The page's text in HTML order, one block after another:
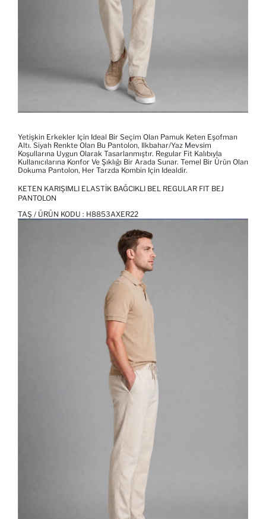
Yetişkin Erkekler Için Ideal Bir Seçim Olan Pamuk Keten Eşofman
Altı. Siyah Renkte Olan Bu Pantolon, Ilkbahar/yaz Mevsim
Koşullarına Uygun Olarak Tasarlanmıştır. Regular Fit Kalıbıyla
Kullanıcılarına Konfor Ve Şıklığı Bir Arada Sunar. Temel Bir Ürün Olan
Dokuma Pantolon, Her Tarzda Kombin Için Idealdir.
KETEN KARIŞIMLI ELASTIK BAĞCIKLI BEL REGULAR FIT BEJ
PANTOLON
TAŞ / ÜRÜN KODU : H8853AXER22